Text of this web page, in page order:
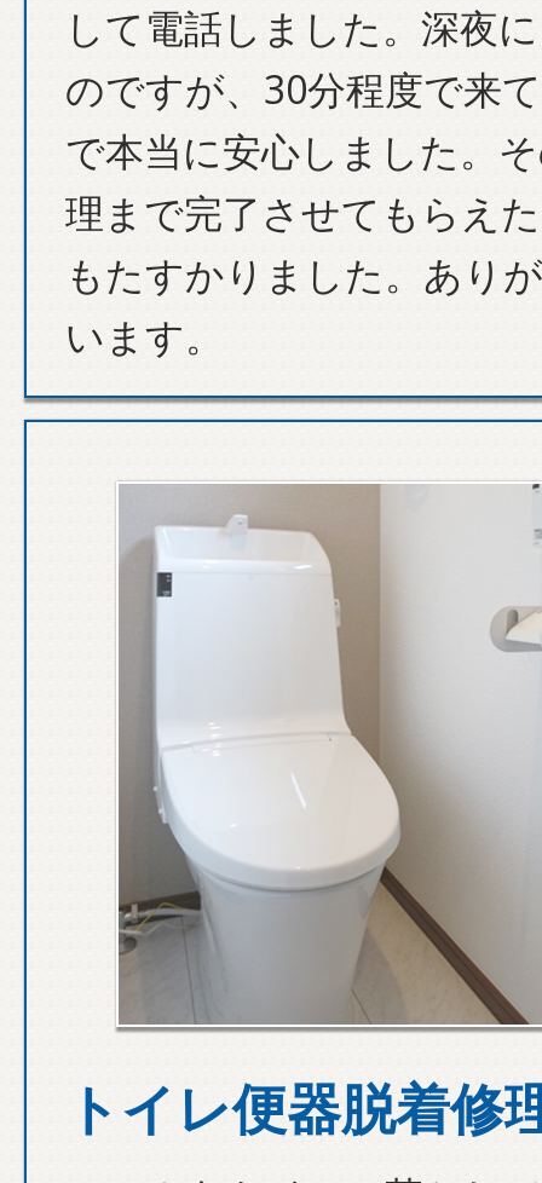
して電話しました。深夜
のですが、30分程度で来
で本当に安心しました。
理まで完了させてもらえ
もたすかりました。あり
います。
トイレ便器脱着修